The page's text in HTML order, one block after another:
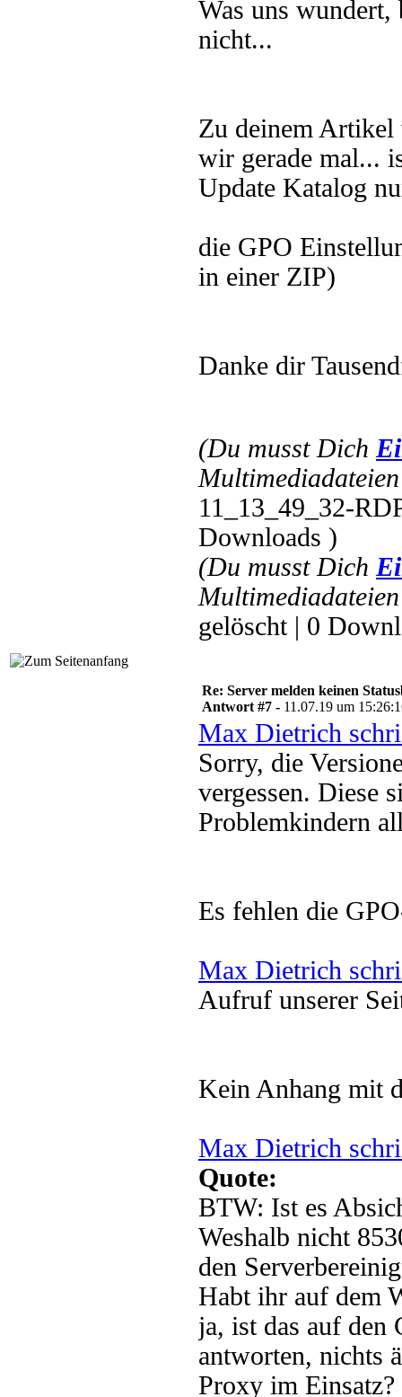
Was uns wundert,
nicht...
Zu deinem
wir gerade mal...
Update Katalog
die GPO
in einer ZIP)
Danke dir
(Du musst Dich
11_13_49_32-
Downloads )
(Du musst Dich
gelöscht | 0
Re: Server melden keinen
Antwort #7 - 11.07.19 um
Max Dietrich
Sorry, die
vergessen. Diese
Problemkindern
Es fehlen die
Max Dietrich
Aufruf unserer
Kein Anhang mit
Max Dietrich
Quote:
BTW: Ist es
Weshalb nicht
den
Habt ihr auf dem
ja, ist das auf den
antworten, nichts
Proxy im Einsatz?